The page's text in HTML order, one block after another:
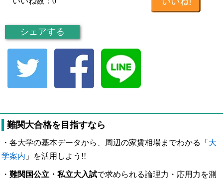
シェアする
難関大合格を目指すなら
・各大学の基本データから、周辺の家賃相場までわかる「 大
学案内 」を活用しよう!!
・ 難関国公立・私立大入試で求められる論理力・応用力を測